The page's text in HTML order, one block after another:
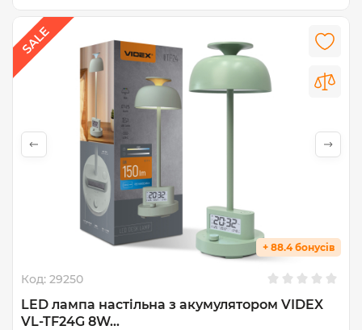
+ 88.4 бонусів
Код: 29250
LED лампа настiльна з акумулятором VIDEX
VL-TF24G 8W...